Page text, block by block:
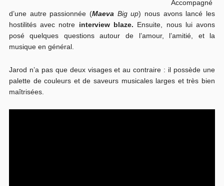
Accompagné
d’une autre passionnée (Maeva Big up) nous avons lancé les
hostilités avec notre interview blaze. Ensuite, nous lui avons
posé quelques questions autour de l’amour, l’amitié, et la
musique en général.
Jarod n’a pas que deux visages et au contraire : il possède une
palette de couleurs et de saveurs musicales larges et très bien
maîtrisées.